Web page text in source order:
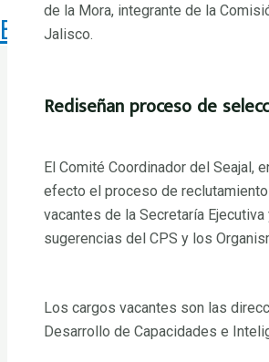
Buscar
de la Mora, integrante de la
Jalisco.
Rediseñan proceso de
El Comité Coordinador del Seajal,
efecto el proceso de
vacantes de la Secretaría
sugerencias del CPS y los
Los cargos vacantes son las
Desarrollo de Capacidades e